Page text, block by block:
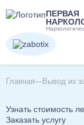
ПЕРВАЯ
Вывод из
Вывод из
Главная Вывод из
Узнать стоимость
Заказать услугу